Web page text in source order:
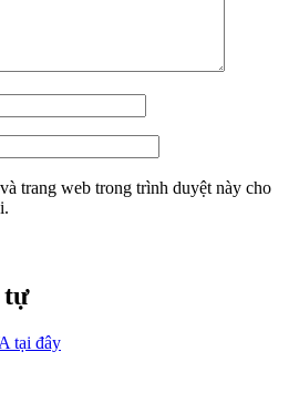
trang web trong trình duyệt này cho
tự